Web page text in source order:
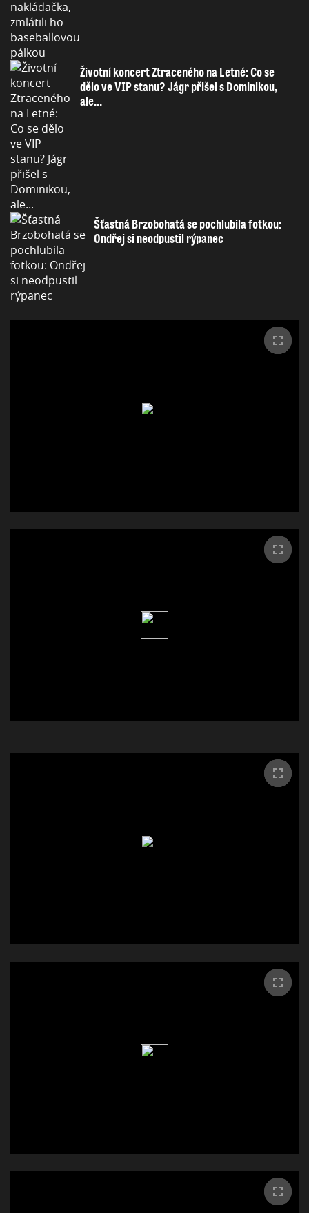
Životní koncert Ztraceného na Letné: Co se
dělo ve VIP stanu? Jágr přišel s Dominikou,
ale...
Šťastná Brzobohatá se pochlubila fotkou:
Ondřej si neodpustil rýpanec